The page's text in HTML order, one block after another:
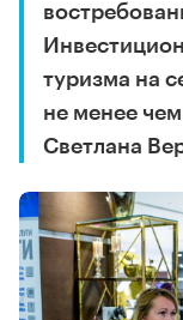
туризма на
не менее
Светлана